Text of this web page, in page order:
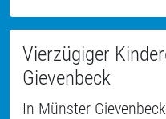
Vierzügiger
Gievenbeck
In Münster